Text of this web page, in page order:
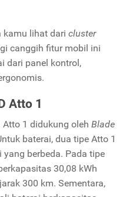
kamu lihat dari cluster
canggih fitur mobil ini
dari panel kontrol,
Atto 1
Atto 1 didukung oleh Blade
baterai, dua tipe Atto 1
berbeda. Pada tipe
30,08 kWh
300 km. Sementara,